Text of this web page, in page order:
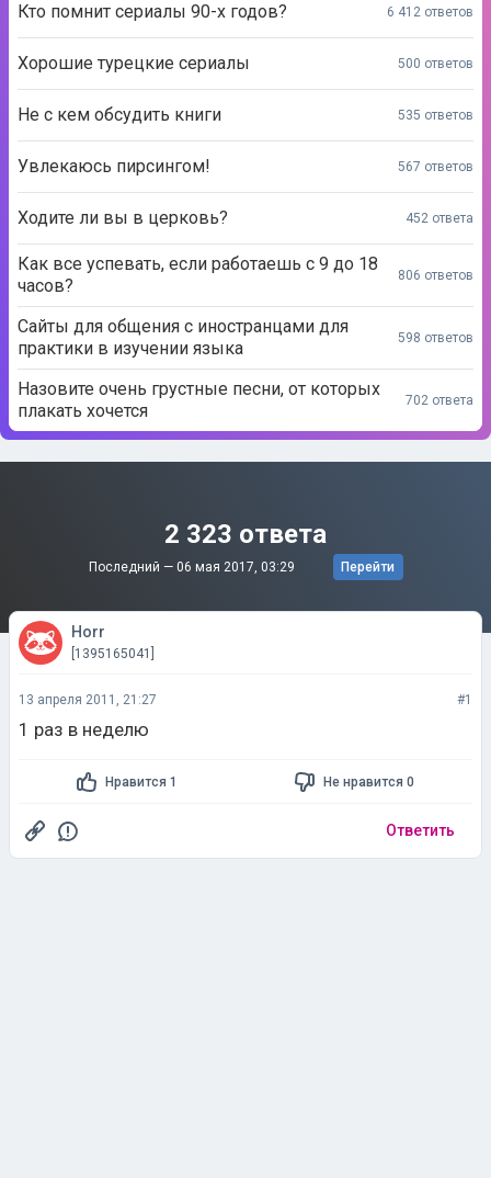
Кто помнит сериалы 90-х годов? 6 412 ответов
Хорошие турецкие сериалы 500 ответов
Не с кем обсудить книги 535 ответов
Увлекаюсь пирсингом! 567 ответов
Ходите ли вы в церковь? 452 ответа
Как все успевать, если работаешь с 9 до 18
часов?
806 ответов
Сайты для общения с иностранцами для
практики в изучении языка
598 ответов
Назовите очень грустные песни, от которых
плакать хочется
702 ответа
2 323 ответа
Последний — 06 мая 2017, 03:29 Перейти
Horr
[1395165041]
13 апреля 2011, 21:27 #1
1 раз в неделю
Нравится 1 Не нравится 0
Ответить